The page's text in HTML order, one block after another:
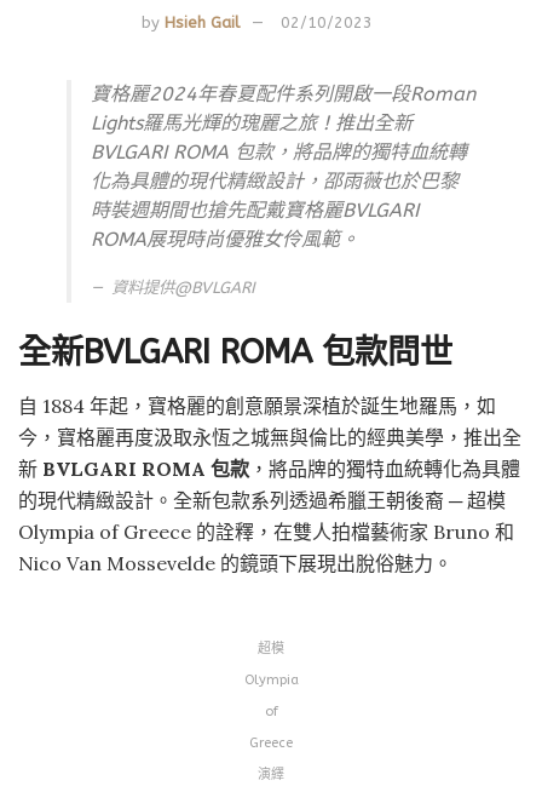
by Hsieh Gail 02/10/2023
寶格麗2024年春夏配件系列開啟一段Roman
Lights羅馬光輝的瑰麗之旅 ! 推出全新
BVLGARI ROMA 包款，將品牌的獨特血統轉
化為具體的現代精緻設計，邵雨薇也於巴黎
時裝週期間也搶先配戴寶格麗BVLGARI
ROMA展現時尚優雅女伶風範。
資料提供@BVLGARI
全新BVLGARI ROMA 包款問世
自 1884 年起，寶格麗的創意願景深植於誕生地羅馬，如
今，寶格麗再度汲取永恆之城無與倫比的經典美學，推出全
新 BVLGARI ROMA 包款 ，將品牌的獨特血統轉化為具體
的現代精緻設計。全新包款系列透過希臘王朝後裔 ─ 超模
Olympia of Greece 的詮釋，在雙人拍檔藝術家 Bruno 和
Nico Van Mossevelde 的鏡頭下展現出脫俗魅力。
超模
Olympia
of
Greece
演繹